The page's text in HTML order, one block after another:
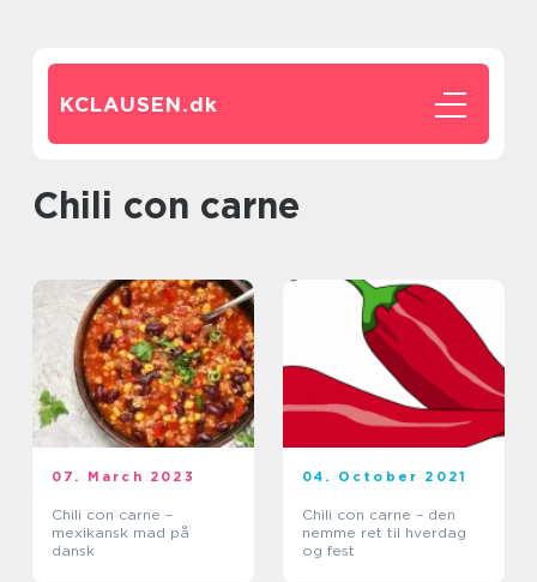
KCLAUSEN.dk
chili con carne
07. March 2023
Chili con carne –
mexikansk mad på
dansk
04. October 2021
Chili con carne – den
nemme ret til hverdag
og fest